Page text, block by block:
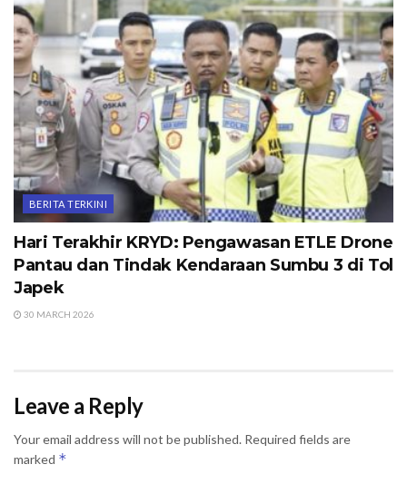
BERITA TERKINI
Hari Terakhir KRYD: Pengawasan ETLE Drone
Pantau dan Tindak Kendaraan Sumbu 3 di Tol
Japek
30 MARCH 2026
Leave a Reply
Your email address will not be published. Required fields are
marked *